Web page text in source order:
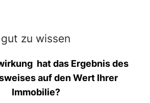
gut zu wissen
hat das Ergebnis des
auf den Wert Ihrer
Immobilie?